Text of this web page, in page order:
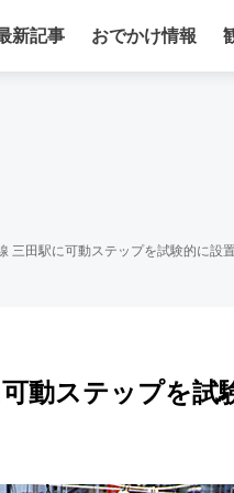
新記事 おでかけ情報
三田駅に可動ステップを試験的に設
動ステップを試